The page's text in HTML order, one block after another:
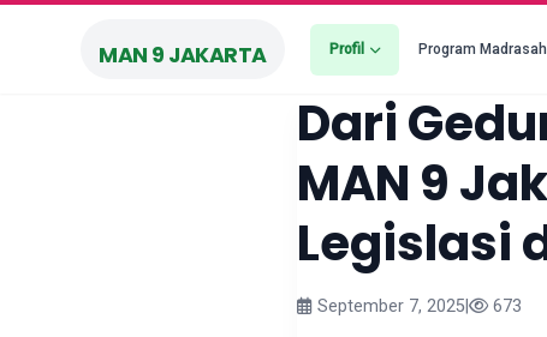
MAN 9 JAKARTA Profil Program Madrasah
Dari
MAN 9
Legislasi
September 7, 2025 673